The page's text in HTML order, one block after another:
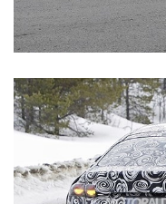
能
源
评
测